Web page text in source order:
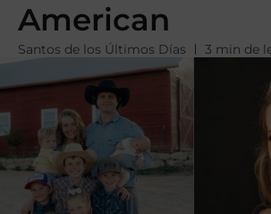
American
Santos de los Últimos Días 3 min de